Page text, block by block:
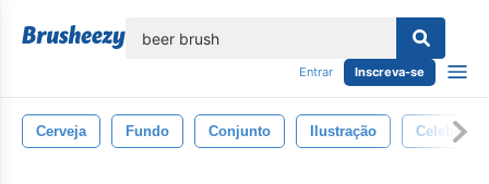
Entrar Inscreva-se
Cerveja Fundo Conjunto Ilustração